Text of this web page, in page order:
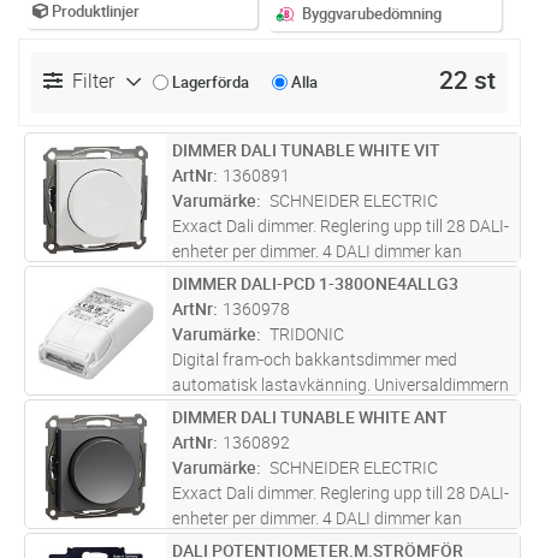
Produktlinjer Byggvarubedömning
Filter Lagerförda Alla 22 st
ST Lägg i kundvagn
DIMMER DALI TUNABLE WHITE VIT
ArtNr 1360891
Varumärke
SCHNEIDER ELECTRIC
Exxact Dali dimmer. Reglering upp till 28 DALI-
enheter per dimmer. 4 DALI dimmer kan
parallellkopplas för att skapa flera styrplatser.
Automatisk synkronisering mellan
styrpunkterna. Dimmern styr ele
ST Lägg i kundvagn
DIMMER DALI-PCD 1-380ONE4ALLG3
ArtNr 1360978
Varumärke
TRIDONIC
Digital fram-och bakkantsdimmer med
automatisk lastavkänning. Universaldimmern
kan dimra resistiva, kapacitiva och induktiva
laster. Den kan dock inte dimra kapacitiva och
induktiva laster samtidigt. ...läs mer
ST Lägg i kundvagn
DIMMER DALI TUNABLE WHITE ANT
ArtNr 1360892
Varumärke
SCHNEIDER ELECTRIC
Exxact Dali dimmer. Reglering upp till 28 DALI-
enheter per dimmer. 4 DALI dimmer kan
parallellkopplas för att skapa flera styrplatser.
DALI POTENTIOMETER.M.STRÖMFÖR